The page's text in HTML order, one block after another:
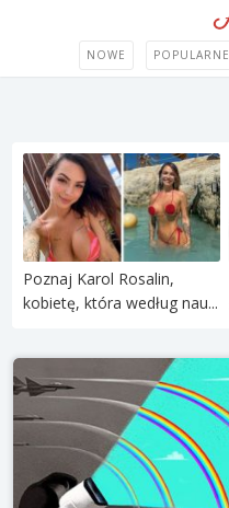
NOWE POPULARNE
Poznaj Karol Rosalin,
kobietę, która według nau...